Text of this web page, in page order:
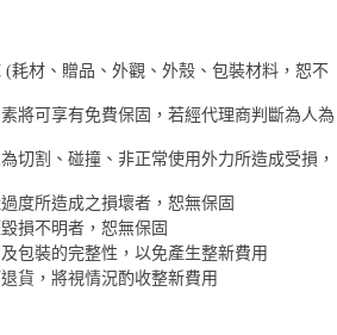
耗材、贈品、外觀、外殼、包裝材料，恕不
將可享有免費保固，若經代理商判斷為人為
切割、碰撞、非正常使用外力所造成受損，
度所造成之損壞者，恕無保固
損不明者，恕無保固
包裝的完整性，以免產生整新費用
貨，將視情況酌收整新費用